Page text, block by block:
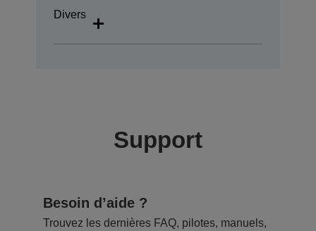
Divers
Support
Besoin d’aide ?
Trouvez les dernières FAQ, pilotes, manuels,